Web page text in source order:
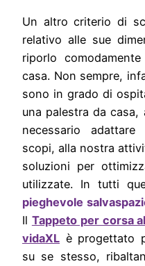
Un altro criterio di
relativo alle sue
riporlo
casa. Non sempre,
sono in grado di
una palestra da
necessario
scopi, alla nostra
soluzioni per
utilizzate. In tutti
pieghevole
Il Tappeto per corsa
vidaXL è progettato
su se stesso,